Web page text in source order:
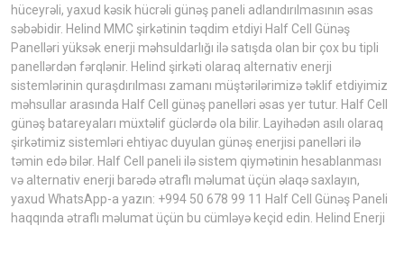
hüceyrəli, yaxud kəsik hücrəli günəş paneli adlandırılmasının əsas
səbəbidir. Helind MMC şirkətinin təqdim etdiyi Half Cell Günəş
Panelləri yüksək enerji məhsuldarlığı ilə satışda olan bir çox bu tipli
panellərdən fərqlənir. Helind şirkəti olaraq alternativ enerji
sistemlərinin quraşdırılması zamanı müştərilərimizə təklif etdiyimiz
məhsullar arasında Half Cell günəş panelləri əsas yer tutur. Half Cell
günəş batareyaları müxtəlif güclərdə ola bilir. Layihədən asılı olaraq
şirkətimiz sistemləri ehtiyac duyulan günəş enerjisi panelləri ilə
təmin edə bilər. Half Cell paneli ilə sistem qiymətinin hesablanması
və alternativ enerji barədə ətraflı məlumat üçün əlaqə saxlayın,
yaxud WhatsApp-a yazın: +994 50 678 99 11 Half Cell Günəş Paneli
haqqında ətraflı məlumat üçün bu cümləyə keçid edin. Helind Enerji